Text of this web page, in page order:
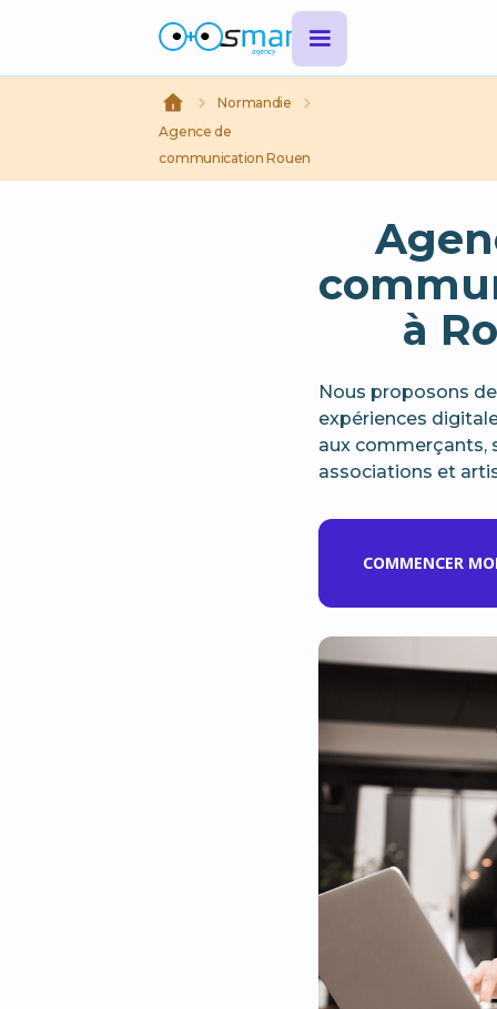
Normandie
Agence de
communication Rouen
à
Nous proposons
expériences
aux commerçants,
associations et
COMMENCER